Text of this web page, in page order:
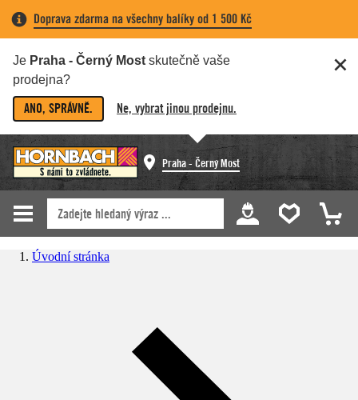
Doprava zdarma na všechny balíky od 1 500 Kč
Je Praha - Černý Most skutečně vaše
prodejna?
ANO, SPRÁVNĚ. Ne, vybrat jinou prodejnu.
Praha - Černý Most
Úvodní stránka